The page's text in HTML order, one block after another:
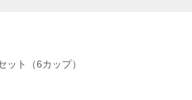
ット（6カップ）